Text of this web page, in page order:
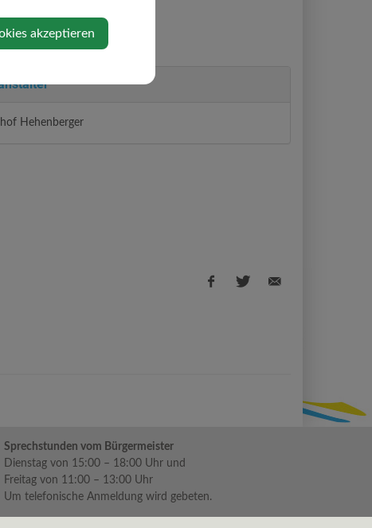
Hehenberger
Sprechstunden vom Bürgermeister
Dienstag von 15:00 – 18:00 Uhr und
Freitag von 11:00 – 13:00 Uhr
Um telefonische Anmeldung wird gebeten.
akzeptieren